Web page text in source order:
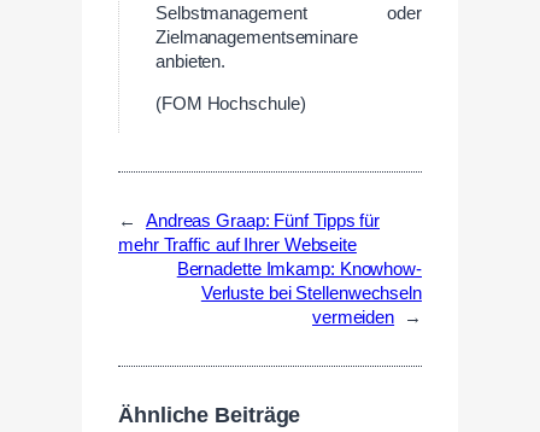
Selbstmanagement oder
Zielmanagementseminare
anbieten.
(FOM Hochschule)
←
Andreas Graap: Fünf Tipps für
mehr Traffic auf Ihrer Webseite
Bernadette Imkamp: Knowhow-
Verluste bei Stellenwechseln
vermeiden
→
Ähnliche Beiträge